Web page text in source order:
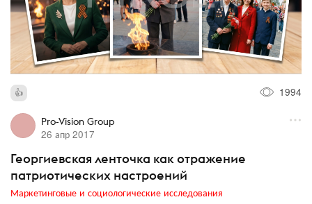
1994
Pro-Vision Group
26 апр 2017
Георгиевская ленточка как отражение
патриотических настроений
Маркетинговые и социологические исследования